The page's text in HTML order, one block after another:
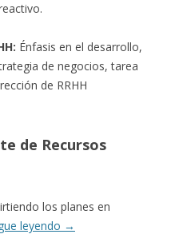
Énfasis en el desarrollo,
de negocios, tarea
de RRHH
de Recursos
los planes en
leyendo →